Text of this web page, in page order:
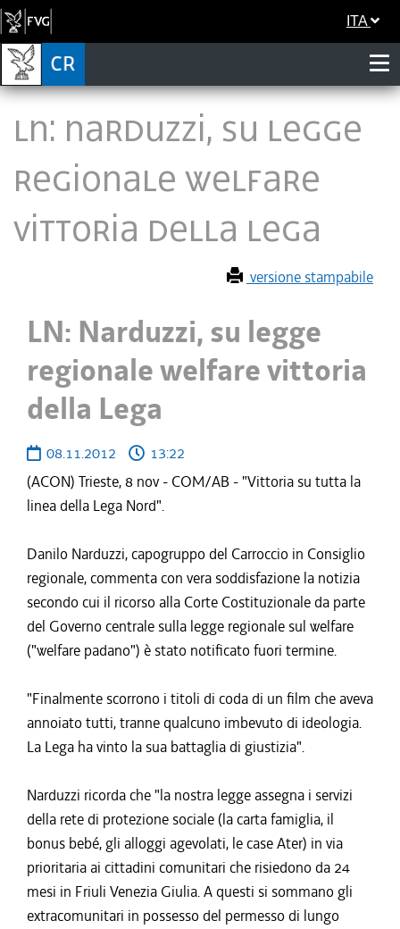
ITA
LN: Narduzzi, su legge
regionale welfare
vittoria della Lega
versione stampabile
LN: Narduzzi, su legge
regionale welfare vittoria
della Lega
08.11.2012
13:22
(ACON) Trieste, 8 nov - COM/AB - "Vittoria su tutta la
linea della Lega Nord".
Danilo Narduzzi, capogruppo del Carroccio in Consiglio
regionale, commenta con vera soddisfazione la notizia
secondo cui il ricorso alla Corte Costituzionale da parte
del Governo centrale sulla legge regionale sul welfare
("welfare padano") è stato notificato fuori termine.
"Finalmente scorrono i titoli di coda di un film che aveva
annoiato tutti, tranne qualcuno imbevuto di ideologia.
La Lega ha vinto la sua battaglia di giustizia".
Narduzzi ricorda che "la nostra legge assegna i servizi
della rete di protezione sociale (la carta famiglia, il
bonus bebé, gli alloggi agevolati, le case Ater) in via
prioritaria ai cittadini comunitari che risiedono da 24
mesi in Friuli Venezia Giulia. A questi si sommano gli
extracomunitari in possesso del permesso di lungo